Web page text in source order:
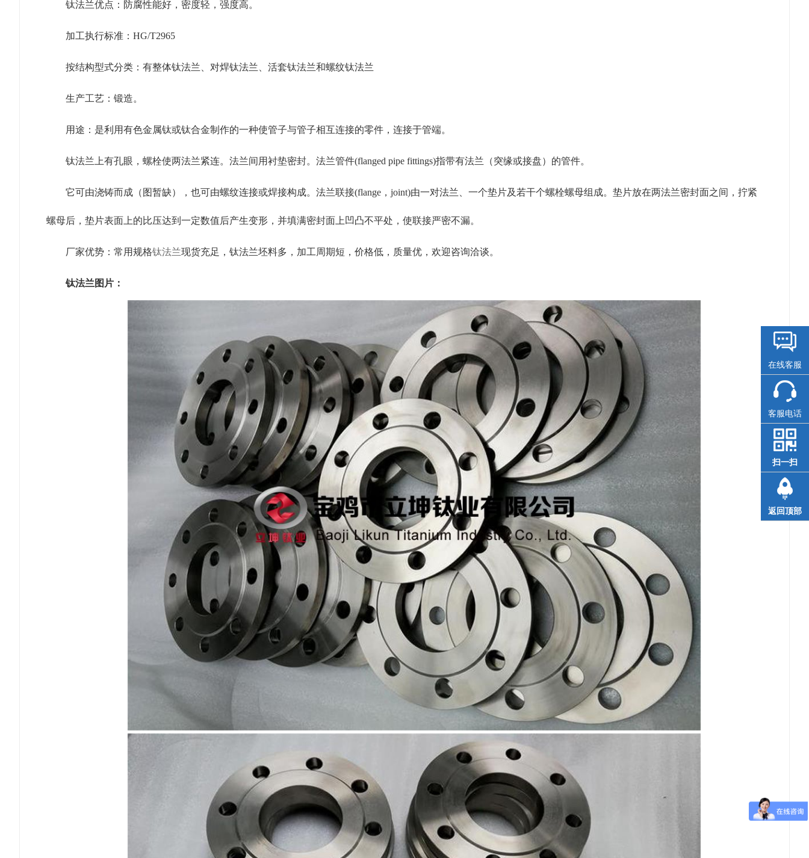
钛法兰优点：防腐性能好，密度轻，强度高。
加工执行标准：HG/T2965
按结构型式分类：有整体钛法兰、对焊钛法兰、活套钛法兰和螺纹钛法兰
生产工艺：锻造。
用途：是利用有色金属钛或钛合金制作的一种使管子与管子相互连接的零件，连接于管端。
钛法兰上有孔眼，螺栓使两法兰紧连。法兰间用衬垫密封。法兰管件(flanged pipe fittings)指带有法兰（突缘或接盘）的管件。
它可由浇铸而成（图暂缺），也可由螺纹连接或焊接构成。法兰联接(flange，joint)由一对法兰、一个垫片及若干个螺栓螺母组成。垫片放在两法兰密封面之间，拧紧
螺母后，垫片表面上的比压达到一定数值后产生变形，并填满密封面上凹凸不平处，使联接严密不漏。
厂家优势：常用规格钛法兰现货充足，钛法兰坯料多，加工周期短，价格低，质量优，欢迎咨询洽谈。
钛法兰图片：
在线客服
客服电话
扫一扫
返回顶部